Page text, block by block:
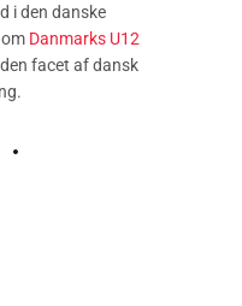
i den danske
Danmarks U12
facet af dansk